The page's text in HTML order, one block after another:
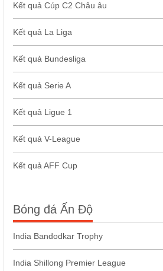
Kết quả Cúp C2 Châu âu
Kết quả La Liga
Kết quả Bundesliga
Kết quả Serie A
Kết quả Ligue 1
Kết quả V-League
Kết quả AFF Cup
Bóng đá Ấn Độ
India Bandodkar Trophy
India Shillong Premier League